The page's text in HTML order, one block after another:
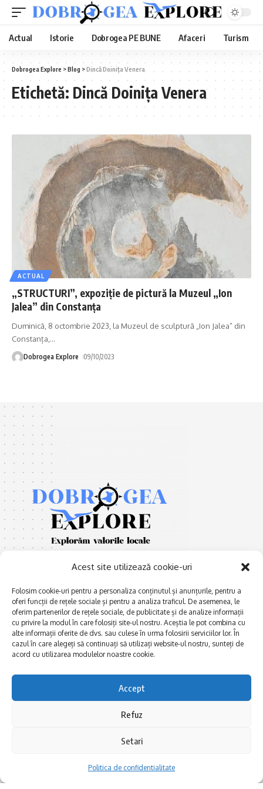
Acest site utilizează cookie-uri
Folosim cookie-uri pentru a personaliza conținutul și anunțurile, pentru a
oferi funcții de rețele sociale și pentru a analiza traficul. De asemenea, le
oferim partenerilor de rețele sociale, de publicitate și de analize informații
cu privire la modul în care folosiți site-ul nostru. Aceștia le pot combina cu
alte informații oferite de dvs. sau culese în urma folosirii serviciilor lor. În
cazul în care alegeți să continuați să utilizați website-ul nostru, sunteți de
acord cu utilizarea modulelor noastre cookie.
Accept
Refuz
Setari
Politica de confidentialitate
Actual Istorie Dobrogea PE BUNE Afaceri Turism
Dobrogea Explore >Blog >Dincă Doinița Venera
Etichetă: Dincă Doinița Venera
ACTUAL
„STRUCTURI”, expoziție de pictură la Muzeul „Ion
Jalea” din Constanța
Duminică, 8 octombrie 2023, la Muzeul de sculptură „Ion Jalea” din
Constanța, …
Dobrogea Explore 09/10/2023
E xplorăm Dobrogea,
Explorăm valorile locale:
Deltă, Litoral, cele mai mari
biserici și mănăstiri, cele mai
FRUMOASE POVEȘTI.
Afaceri și meșteșuguri
Actualitate